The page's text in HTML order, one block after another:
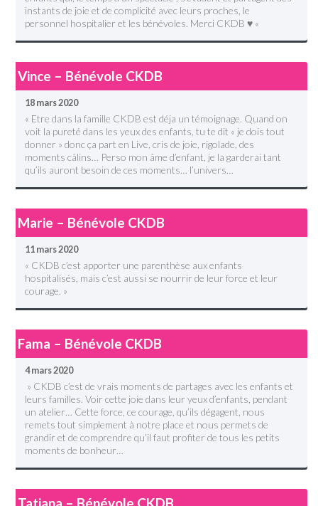
instants de joie et de complicité avec leurs proches, le
personnel hospitalier et les bénévoles. Merci CKDB ♥ «
Vince – Bénévole CKDB
18 mars 2020
« Etre dans la famille CKDB est déja un témoignage. Quand on
voit la pureté dans les yeux des enfants, tu te dit « je dois tout
donner » donc ça part en Live, cris de joie, rigolade, des
moments câlins… Perso mon âme d’enfant, je la garderai tant
qu’ils auront besoin de ces moments… l’univers…
Marie – Bénévole CKDB
11 mars 2020
« CKDB c’est apporter une parenthèse aux enfants
hospitalisés, mais c’est aussi se nourrir de leur force et leur
courage. »
Fama – Bénévole CKDB
4 mars 2020
» CKDB c’est de vrais moments de partages avec les enfants et
leurs familles. Voir cette joie dans leur yeux d’enfants, pendant
un atelier… Cette force, ce courage, qu’ils dégagent, nous
remets tout simplement à notre place et nous permets de
grandir et de comprendre qu’il faut profiter de tous les petits
moments de bonheur…